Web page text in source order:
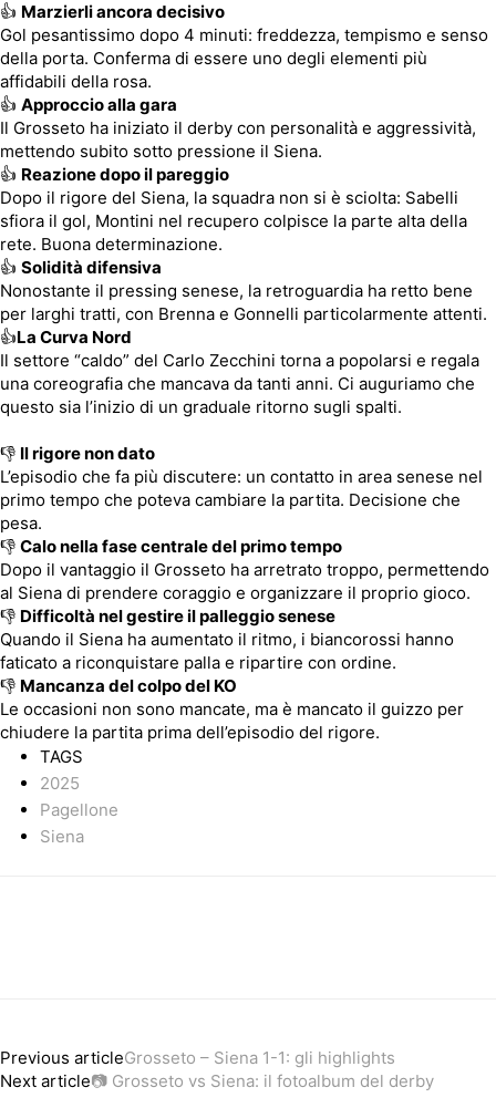
👍 Marzierli ancora decisivo
Gol pesantissimo dopo 4 minuti: freddezza, tempismo e senso
della porta. Conferma di essere uno degli elementi più
affidabili della rosa.
👍 Approccio alla gara
Il Grosseto ha iniziato il derby con personalità e aggressività,
mettendo subito sotto pressione il Siena.
👍 Reazione dopo il pareggio
Dopo il rigore del Siena, la squadra non si è sciolta: Sabelli
sfiora il gol, Montini nel recupero colpisce la parte alta della
rete. Buona determinazione.
👍 Solidità difensiva
Nonostante il pressing senese, la retroguardia ha retto bene
per larghi tratti, con Brenna e Gonnelli particolarmente attenti.
👍La Curva Nord
Il settore “caldo” del Carlo Zecchini torna a popolarsi e regala
una coreografia che mancava da tanti anni. Ci auguriamo che
questo sia l’inizio di un graduale ritorno sugli spalti.
👎 Il rigore non dato
L’episodio che fa più discutere: un contatto in area senese nel
primo tempo che poteva cambiare la partita. Decisione che
pesa.
👎 Calo nella fase centrale del primo tempo
Dopo il vantaggio il Grosseto ha arretrato troppo, permettendo
al Siena di prendere coraggio e organizzare il proprio gioco.
👎 Difficoltà nel gestire il palleggio senese
Quando il Siena ha aumentato il ritmo, i biancorossi hanno
faticato a riconquistare palla e ripartire con ordine.
👎 Mancanza del colpo del KO
Le occasioni non sono mancate, ma è mancato il guizzo per
chiudere la partita prima dell’episodio del rigore.
TAGS
2025
Pagellone
Siena
Previous articleGrosseto – Siena 1-1: gli highlights
Next article📷 Grosseto vs Siena: il fotoalbum del derby